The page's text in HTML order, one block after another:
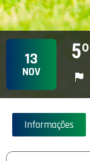
13
NOV
Informações